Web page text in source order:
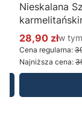
Nieskalana
Cena
28,90 złw tym
w tym
Cena regularna:
Najniższa cena: